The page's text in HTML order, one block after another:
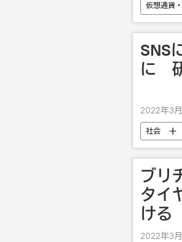
仮想通貨
ウクライ
SNS
に
2022年3
社会
ブリ
タイ
ける
2022年3